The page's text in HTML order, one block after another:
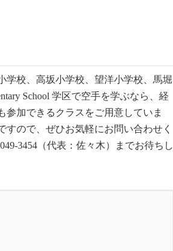
学校、高坂小学校、望洋小学校、馬堀
School 学区で空手を学ぶなら、経
加できるクラスをご用意していま
ので、ぜひお気軽にお問い合わせく
3454（代表：佐々木）までお待ちし